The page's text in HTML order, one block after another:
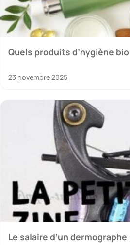
Quels produits d’hygiène
23 novembre 2025
Le salaire d’un